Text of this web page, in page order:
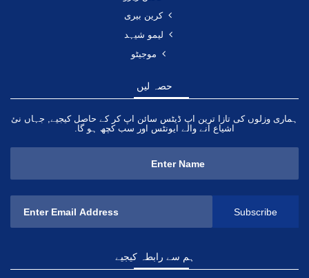
کرین بیری
لیمو شیہد
موجیٹو
حصہ لیں
ہماری وزلوں کی تازا ترین اپ ڈیٹس سائن اپ کر کے حاصل کیجیے, جہاں نئ
اشیاع آنے والے ایونٹس اور سب کچھ ہو گا.
ہم سے رابطہ کیجیے